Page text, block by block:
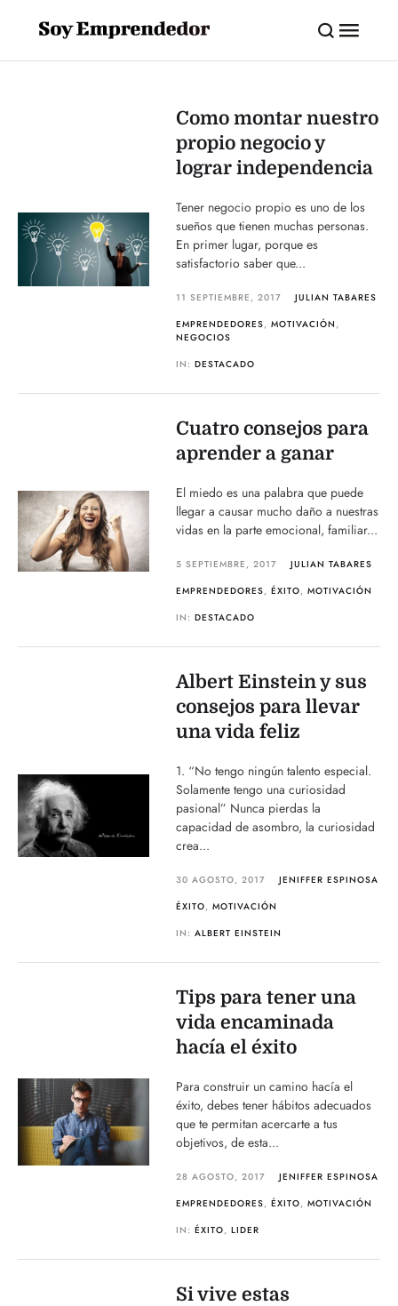
Como montar nuestro
propio negocio y
lograr independencia
Tener negocio propio es uno de los
sueños que tienen muchas personas.
En primer lugar, porque es
satisfactorio saber que...
11 SEPTIEMBRE, 2017
JULIAN TABARES
EMPRENDEDORES,MOTIVACIÓN ,
NEGOCIOS
IN:DESTACADO
Cuatro consejos para
aprender a ganar
El miedo es una palabra que puede
llegar a causar mucho daño a nuestras
vidas en la parte emocional, familiar...
5 SEPTIEMBRE, 2017
JULIAN TABARES
EMPRENDEDORES,ÉXITO,MOTIVACIÓN
IN:DESTACADO
Albert Einstein y sus
consejos para llevar
una vida feliz
1. “No tengo ningún talento especial.
Solamente tengo una curiosidad
pasional” Nunca pierdas la
capacidad de asombro, la curiosidad
crea...
30 AGOSTO, 2017
JENIFFER ESPINOSA
ÉXITO,MOTIVACIÓN
IN:ALBERT EINSTEIN
Tips para tener una
vida encaminada
hacía el éxito
Para construir un camino hacía el
éxito, debes tener hábitos adecuados
que te permitan acercarte a tus
objetivos, de esta...
28 AGOSTO, 2017
JENIFFER ESPINOSA
EMPRENDEDORES,ÉXITO,MOTIVACIÓN
IN:ÉXITO,LIDER
Si vive estas